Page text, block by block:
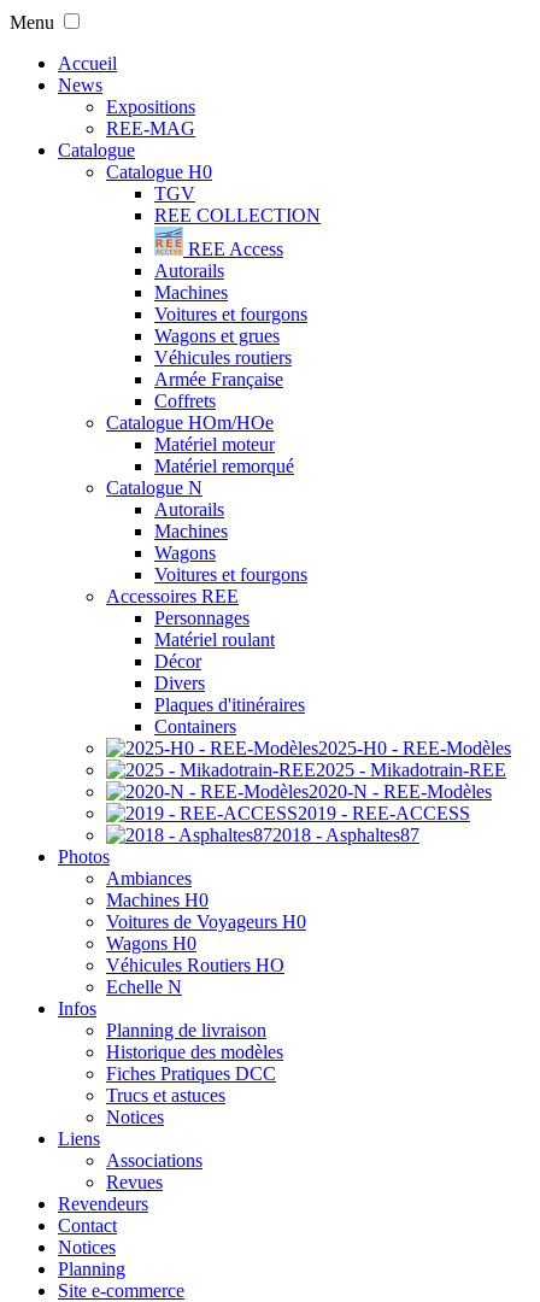
Menu
Accueil
News
Expositions
REE-MAG
Catalogue
Catalogue H0
TGV
REE COLLECTION
REE Access
Autorails
Machines
Voitures et fourgons
Wagons et grues
Véhicules routiers
Armée Française
Coffrets
Catalogue HOm/HOe
Matériel moteur
Matériel remorqué
Catalogue N
Autorails
Machines
Wagons
Voitures et fourgons
Accessoires REE
Personnages
Matériel roulant
Décor
Divers
Plaques d'itinéraires
Containers
2025-H0 - REE-Modèles
2025 - Mikadotrain-REE
2020-N - REE-Modèles
2019 - REE-ACCESS
2018 - Asphaltes87
Photos
Ambiances
Machines H0
Voitures de Voyageurs H0
Wagons H0
Véhicules Routiers HO
Echelle N
Infos
Planning de livraison
Historique des modèles
Fiches Pratiques DCC
Trucs et astuces
Notices
Liens
Associations
Revues
Revendeurs
Contact
Notices
Planning
Site e-commerce